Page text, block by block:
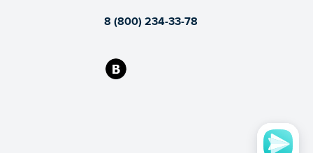
8 (800) 234-33-78